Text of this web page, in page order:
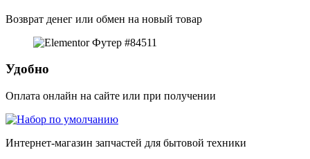
Возврат денег или обмен на новый товар
Удобно
Оплата онлайн на сайте или при получении
Интернет-магазин запчастей для бытовой техники